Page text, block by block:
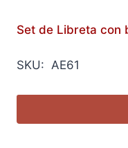
Set de Libreta con
SKU: AE61